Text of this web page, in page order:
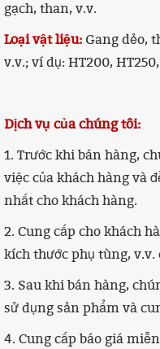
gạch, than, v.v.
Loại vật liệu: Gang dẻo,
v.v.; ví dụ: HT200,
Dịch vụ của chúng tôi:
1. Trước khi bán hàng,
việc của khách hàng và
nhất cho khách hàng.
2. Cung cấp cho khách
kích thước phụ tùng, v.v.
3. Sau khi bán hàng,
sử dụng sản phẩm và
4. Cung cấp báo giá